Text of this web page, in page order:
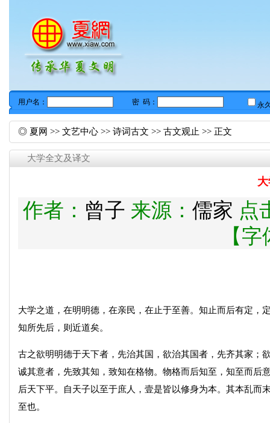
◎ 夏网 >> 文艺中心 >> 诗词古文 >> 古文观止 >> 正文
大学全文及译文
作者： 曾子 来源： 儒家 点
【
大学之道，在明明德，在亲民，在止于至善。知止而后有定，
知所先后，则近道矣。
古之欲明明德于天下者，先治其国，欲治其国者，先齐其家；
诚其意者，先致其知，致知在格物。物格而后知至，知至而后
后天下平。自天子以至于庶人，壹是皆以修身为本。其本乱
至也。